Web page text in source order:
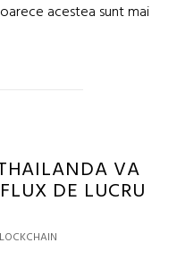
acestea sunt mai
VA
DE LUCRU